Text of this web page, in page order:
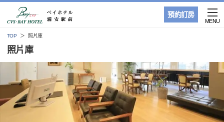
預約訂房
MENU
TOP 照片庫
照片庫